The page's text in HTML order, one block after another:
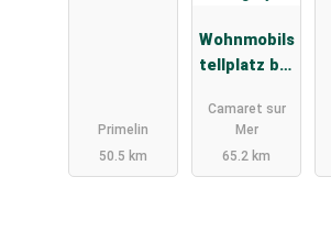
Primelin
50.5 km
Wohnmobils
tellplatz bei
Megalithen
Camaret sur
Mer
65.2 km